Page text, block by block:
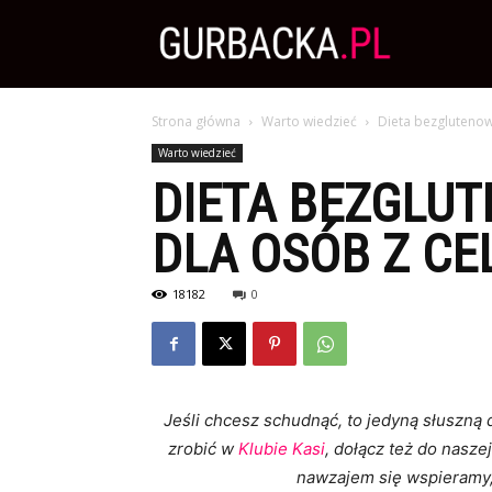
Dieta,
Odchudzanie
kulinarne
Strona główna Warto wiedzieć Dieta
Warto wiedzieć
DIETA
DLA OSÓB Z
18182 0
Jeśli chcesz schudnąć, to jedyną
zrobić w Klubie Kasi, dołącz też do
nawzajem się